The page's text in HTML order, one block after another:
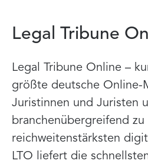
Legal Tribune
Legal Tribune Online –
größte deutsche Online-
Juristinnen und Juristen
branchenübergreifend zu
reichweitenstärksten
LTO liefert die